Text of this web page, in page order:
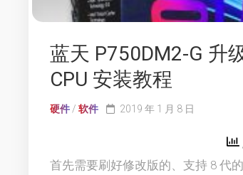
蓝天 P750DM2-G 升
CPU 安装教程
硬件 / 软件 2019 年 1 月 8 日
首先需要刷好修改版的、支持 8 代